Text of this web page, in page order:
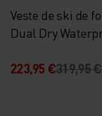
Veste de ski de
Dual Dry
223,95 €319,95 €